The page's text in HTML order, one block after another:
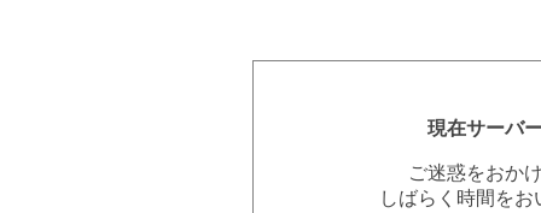
現在サーバ
ご迷惑をおか
しばらく時間を